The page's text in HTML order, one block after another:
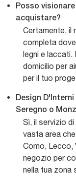
Posso
acquistare?
Certamente, il
completa
legni e laccati.
domicilio per
per il tuo
Design
Seregno o
Sì, il servizio
vasta area
Como, Lecco,
negozio per
nella tua zona